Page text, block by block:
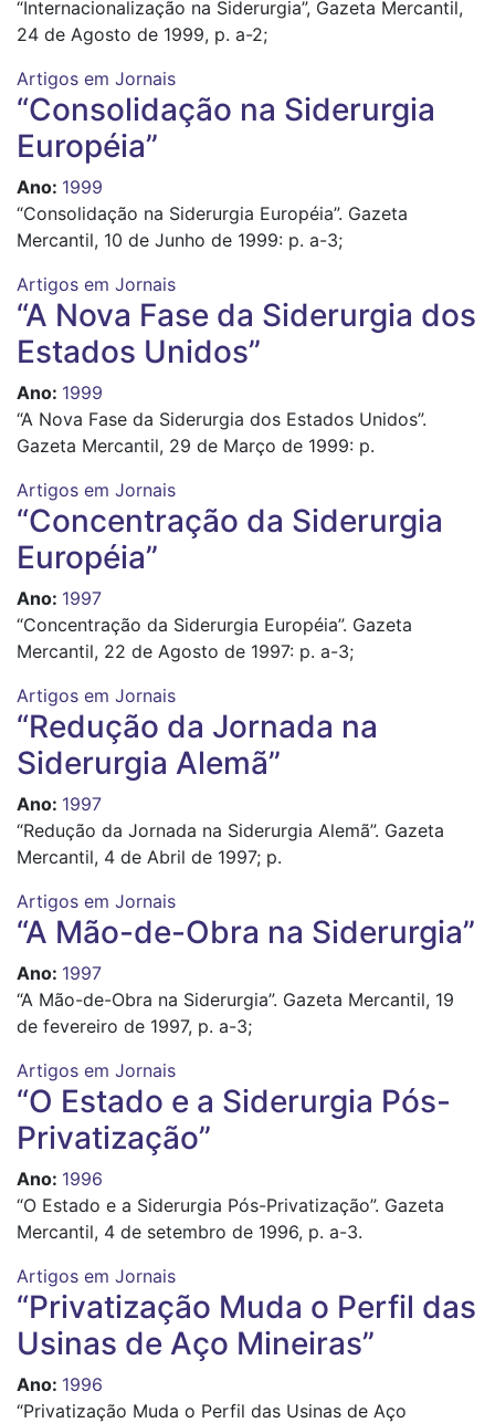
“Internacionalização na Siderurgia”, Gazeta Mercantil,
24 de Agosto de 1999, p. a-2;
Artigos em Jornais
“Consolidação na Siderurgia
Européia”
Ano: 1999
“Consolidação na Siderurgia Européia”. Gazeta
Mercantil, 10 de Junho de 1999: p. a-3;
Artigos em Jornais
“A Nova Fase da Siderurgia dos
Estados Unidos”
Ano: 1999
“A Nova Fase da Siderurgia dos Estados Unidos”.
Gazeta Mercantil, 29 de Março de 1999: p.
Artigos em Jornais
“Concentração da Siderurgia
Européia”
Ano: 1997
“Concentração da Siderurgia Européia”. Gazeta
Mercantil, 22 de Agosto de 1997: p. a-3;
Artigos em Jornais
“Redução da Jornada na
Siderurgia Alemã”
Ano: 1997
“Redução da Jornada na Siderurgia Alemã”. Gazeta
Mercantil, 4 de Abril de 1997; p.
Artigos em Jornais
“A Mão-de-Obra na Siderurgia”
Ano: 1997
“A Mão-de-Obra na Siderurgia”. Gazeta Mercantil, 19
de fevereiro de 1997, p. a-3;
Artigos em Jornais
“O Estado e a Siderurgia Pós-
Privatização”
Ano: 1996
“O Estado e a Siderurgia Pós-Privatização”. Gazeta
Mercantil, 4 de setembro de 1996, p. a-3.
Artigos em Jornais
“Privatização Muda o Perfil das
Usinas de Aço Mineiras”
Ano: 1996
“Privatização Muda o Perfil das Usinas de Aço